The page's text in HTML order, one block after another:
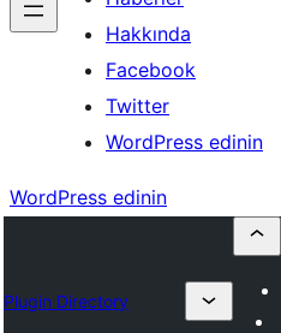
Hakkında
Facebook
Twitter
WordPress edinin
WordPress edinin
Plugin Directory